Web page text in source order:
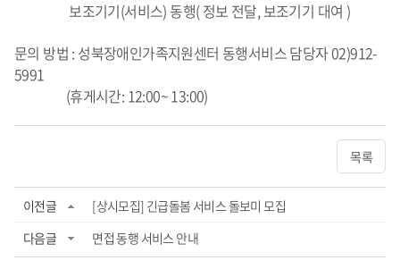
보조기기(서비스) 동행( 정보 전달, 보조기기 대여 )
문의 방법 : 성북장애인가족지원센터 동행서비스 담당자 02)912-
5991
(휴게시간: 12:00~ 13:00)
목록
이전글
[상시모집] 긴급돌봄 서비스 돌보미 모집
다음글
면접 동행 서비스 안내